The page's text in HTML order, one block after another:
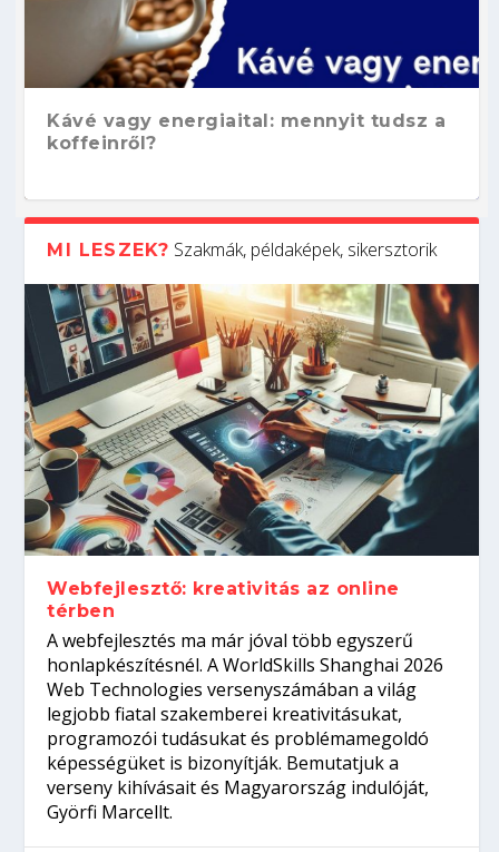
Kávé vagy energiaital: mennyit tudsz a
koffeinről?
Hogyan készíts ATS-barát önéletrajzot?
Így növelheted az esélyedet az
állásinterjúra...
Kitalálod, mire használják ezeket a
gépeket?
Nem sikerült az egyetemi felvételi?
Tanulj szakmát!
Szoftverfejlesztő: verseny kódban –
amikor néhány sor program dönti el a
világversenyt...
MI LESZEK? Szakmák, példaképek, sikersztorik
Webfejlesztő: kreativitás az online
térben
A webfejlesztés ma már jóval több egyszerű
honlapkészítésnél. A WorldSkills Shanghai 2026
Web Technologies versenyszámában a világ
legjobb fiatal szakemberei kreativitásukat,
programozói tudásukat és problémamegoldó
képességüket is bizonyítják. Bemutatjuk a
verseny kihívásait és Magyarország indulóját,
Györfi Marcellt.